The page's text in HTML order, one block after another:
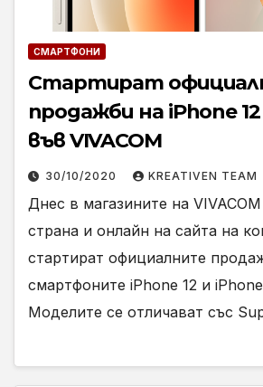
СМАРТФОНИ
Стартират
продажби на iPhone 12
във VIVACOM
30/10/2020 KREATIVEN TEAM
Днес в магазините на
страна и онлайн на сайта на
стартират официалните
смартфоните iPhone 12 и
Моделите се отличават със